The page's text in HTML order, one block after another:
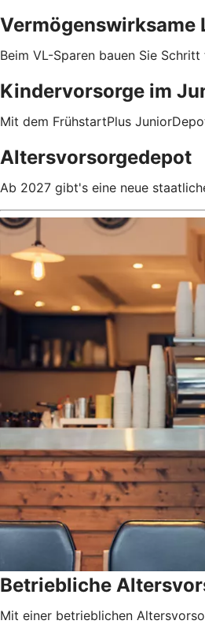
Vermögenswirksame
Beim VL-Sparen bauen Sie
Kindervorsorge im
Mit dem FrühstartPlus
Altersvorsorgedepot
Ab 2027 gibt's eine neue
Betriebliche
Mit einer betrieblichen